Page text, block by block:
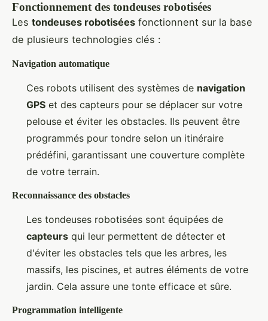
Fonctionnement des tondeuses robotisées
Les tondeuses robotisées fonctionnent sur la base
de plusieurs technologies clés :
Navigation automatique
Ces robots utilisent des systèmes de navigation
GPS et des capteurs pour se déplacer sur votre
pelouse et éviter les obstacles. Ils peuvent être
programmés pour tondre selon un itinéraire
prédéfini, garantissant une couverture complète
de votre terrain.
Reconnaissance des obstacles
Les tondeuses robotisées sont équipées de
capteurs qui leur permettent de détecter et
d'éviter les obstacles tels que les arbres, les
massifs, les piscines, et autres éléments de votre
jardin. Cela assure une tonte efficace et sûre.
Programmation intelligente